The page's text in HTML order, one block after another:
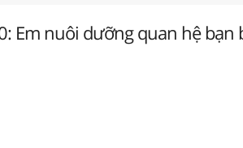
Em nuôi dưỡng quan hệ bạn